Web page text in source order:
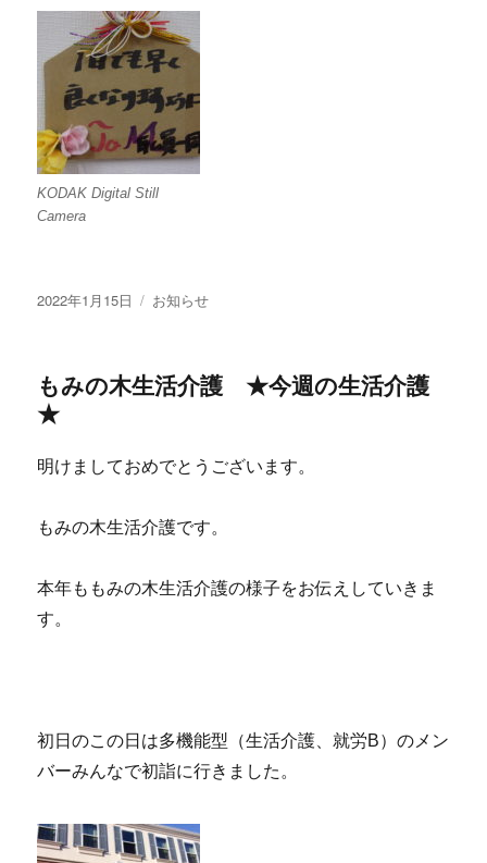
KODAK Digital Still
Camera
投
2022年1月15日
カ
ー
お知らせ
もみの木生活介護 ★今週の生活介護
★
明けましておめでとうございます。
もみの木生活介護です。
本年ももみの木生活介護の様子をお伝えしていきま
す。
初日のこの日は多機能型（生活介護、就労B）のメン
バーみんなで初詣に行きました。